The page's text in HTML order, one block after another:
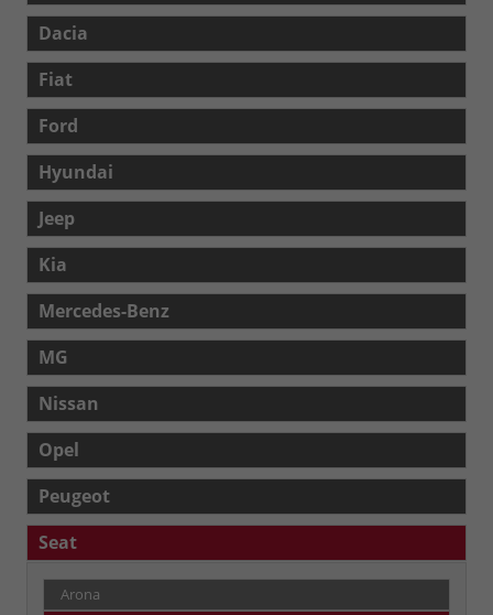
Dacia
Fiat
Ford
Hyundai
Jeep
Kia
Mercedes-Benz
MG
Nissan
Opel
Peugeot
Seat
Arona